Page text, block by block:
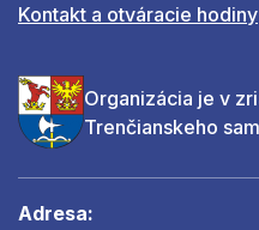
Kontakt a otváracie hodiny
Organizácia je v
Trenčianskeho
Adresa: